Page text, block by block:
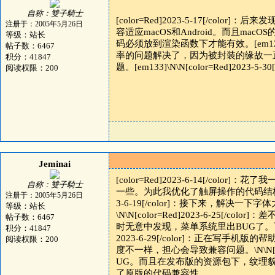
自称：雙子騎士
注册于：2005年5月26日
等级：站长
帖子数：6467
积分：41847
阅读权限：200
[color=Red]2023-5-17[/color]：后来发
容适应macOS和Android。而且
码必须放到渲染函数下才能有效。
率的问题解决了，因为被封装的缘故
题。[em133]\N\N[color=Red]2023-5-
Jeminai
自称：雙子騎士
注册于：2005年5月26日
等级：站长
帖子数：6467
积分：41847
阅读权限：200
[color=Red]2023-6-14[/color]：花了我
一些。为此我优化了触屏操作的代码
3-6-19[/color]：接下来，解决一下字
\N\N[color=Red]2023-6-25[/color]：差
时无意中发现，菜单系统里出BUG了
2023-6-29[/color]：正在写手机版的帮
度不一样，担心会导致兼容问题。
UG。而且在发布版的资源包下，纹理